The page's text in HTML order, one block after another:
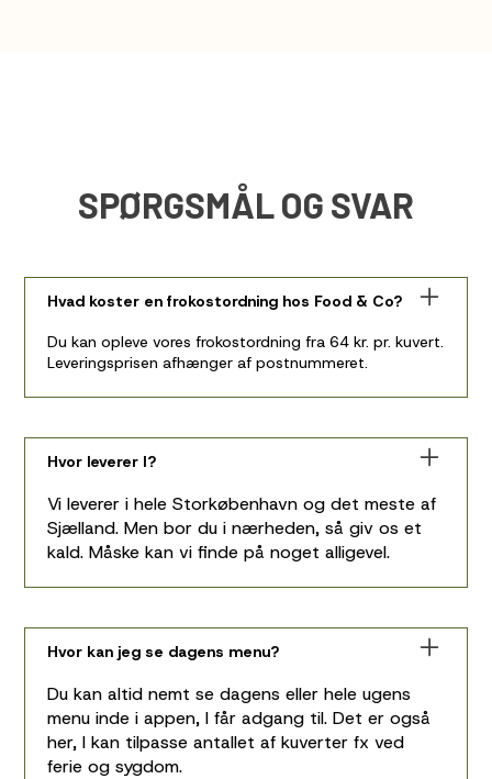
SPØRGSMÅL OG SVAR
Hvad koster en frokostordning hos Food & Co?
Du kan opleve vores frokostordning fra 64 kr. pr. kuvert.
Leveringsprisen afhænger af postnummeret.
Hvor leverer I?
Vi leverer i hele Storkøbenhavn og det meste af
Sjælland. Men bor du i nærheden, så giv os et
kald. Måske kan vi finde på noget alligevel.
Hvor kan jeg se dagens menu?
Du kan altid nemt se dagens eller hele ugens
menu inde i appen, I får adgang til. Det er også
her, I kan tilpasse antallet af kuverter fx ved
ferie og sygdom.